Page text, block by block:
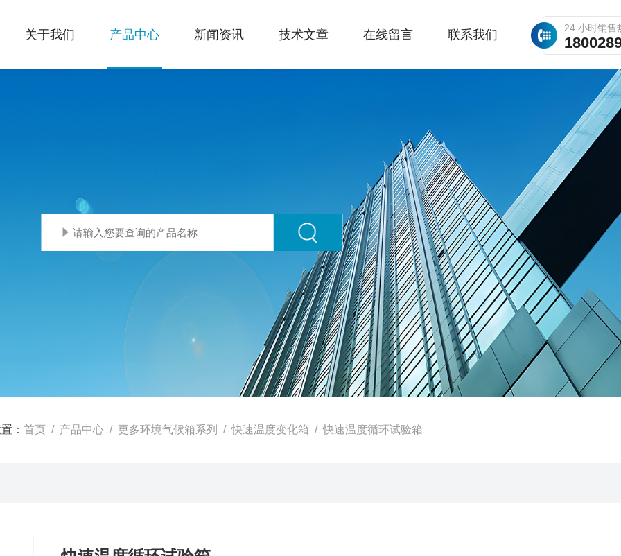
24 小时销售
关于我们 产品中心 新闻资讯 技术文章 在线留言 联系我们
： 首页 / 产品中心 / 更多环境气候箱系列 /快速温度变化箱 / 快速温度循环试验箱